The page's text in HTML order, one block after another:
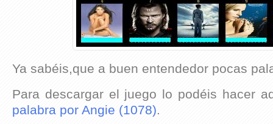
Ya sabéis,que a buen entendedor pocas
Para descargar el juego lo podéis hacer
palabra por Angie (1078).